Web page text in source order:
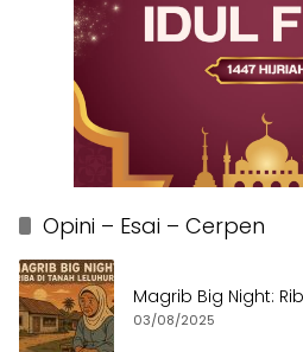
Opini – Esai – Cerpen
Magrib Big Night:
03/08/2025